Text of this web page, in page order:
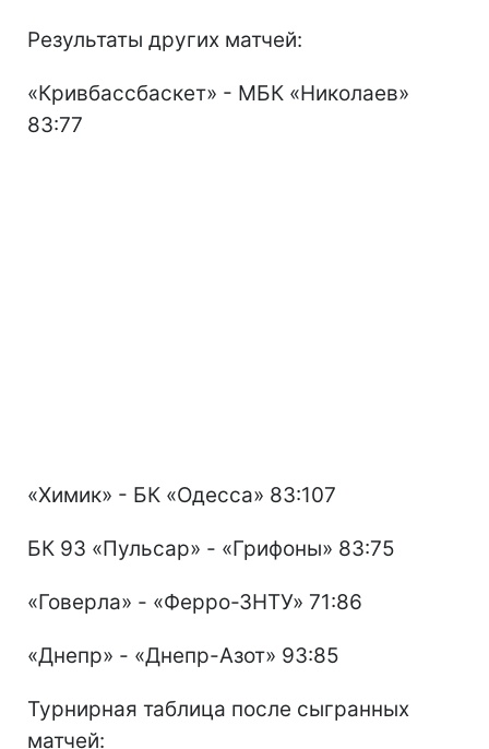
Результаты других матчей:
«Кривбассбаскет» - МБК «Николаев»
83:77
«Химик» - БК «Одесса» 83:107
БК 93 «Пульсар» - «Грифоны» 83:75
«Говерла» - «Ферро-ЗНТУ» 71:86
«Днепр» - «Днепр-Азот» 93:85
Турнирная таблица после сыгранных
матчей: